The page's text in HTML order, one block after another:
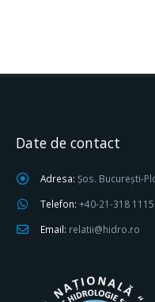
Date de contact
Adresa: Șos. București-
Telefon: +40-21-318 1115
Email: relatii@hidro.ro